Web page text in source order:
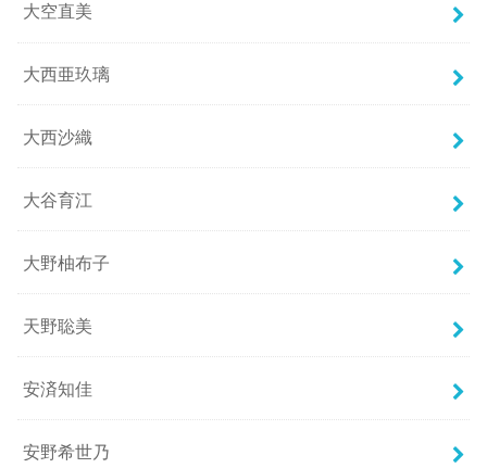
大空直美
大西亜玖璃
大西沙織
大谷育江
大野柚布子
天野聡美
安済知佳
安野希世乃